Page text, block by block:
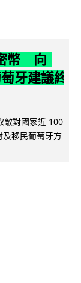
幣 向
牙建議終
敵對國家近 100
及移民葡萄牙方